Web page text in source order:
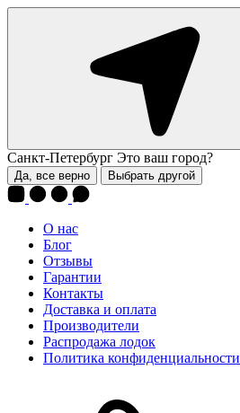
Санкт-Петербург Это ваш город?
Да, все верно Выбрать другой
О нас
Блог
Отзывы
Гарантии
Контакты
Доставка и оплата
Производители
Распродажа лодок
Политика конфиденциальности